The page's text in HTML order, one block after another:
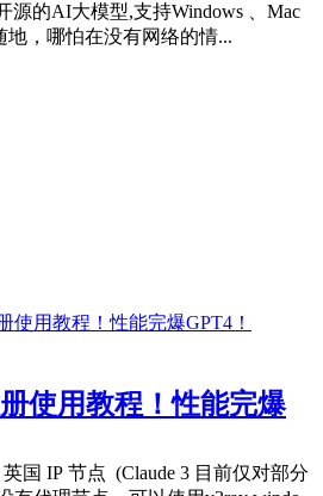
源的AI大模型,支持Windows 、Mac
，哪怕在没有网络的情...
使用教程！性能完爆
国 IP 节点 (Claude 3 目前仅对部分